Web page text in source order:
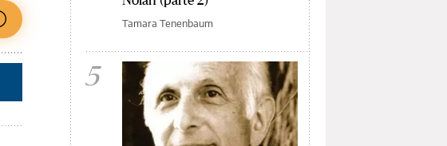
Tamara Tenenbaum
5